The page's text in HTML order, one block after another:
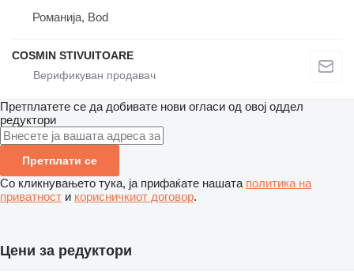
Романија, Bod
COSMIN STIVUITOARE
Претплатете се да добивате нови огласи од овој оддел
редуктори
Претплати се
Со кликнувањето тука, ја прифаќате нашата политика на
приватност и корисничкиот договор.
Цени за редуктори